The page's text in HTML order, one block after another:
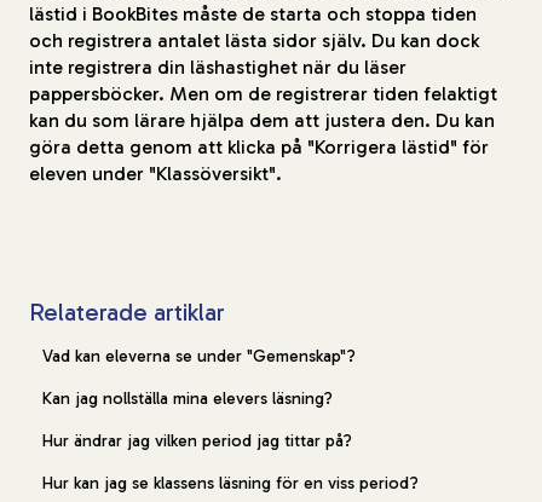
lästid i BookBites måste de starta och stoppa tiden
och registrera antalet lästa sidor själv. Du kan dock
inte registrera din läshastighet när du läser
pappersböcker. Men om de registrerar tiden felaktigt
kan du som lärare hjälpa dem att justera den. Du kan
göra detta genom att klicka på "Korrigera lästid" för
eleven under "Klassöversikt".
Relaterade artiklar
Vad kan eleverna se under "Gemenskap"?
Kan jag nollställa mina elevers läsning?
Hur ändrar jag vilken period jag tittar på?
Hur kan jag se klassens läsning för en viss period?